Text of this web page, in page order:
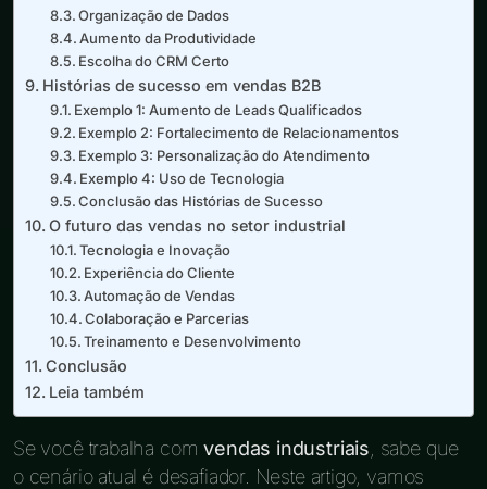
Organização de Dados
Aumento da Produtividade
Escolha do CRM Certo
Histórias de sucesso em vendas B2B
Exemplo 1: Aumento de Leads Qualificados
Exemplo 2: Fortalecimento de Relacionamentos
Exemplo 3: Personalização do Atendimento
Exemplo 4: Uso de Tecnologia
Conclusão das Histórias de Sucesso
O futuro das vendas no setor industrial
Tecnologia e Inovação
Experiência do Cliente
Automação de Vendas
Colaboração e Parcerias
Treinamento e Desenvolvimento
Conclusão
Leia também
Se você trabalha comvendas industriais , sabe que
o cenário atual é desafiador. Neste artigo, vamos